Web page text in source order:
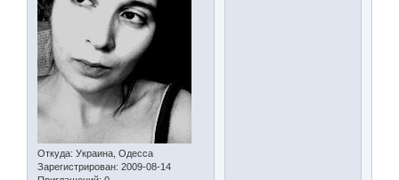
Откуда: Украина, Одесса
Зарегистрирован: 2009-08-14